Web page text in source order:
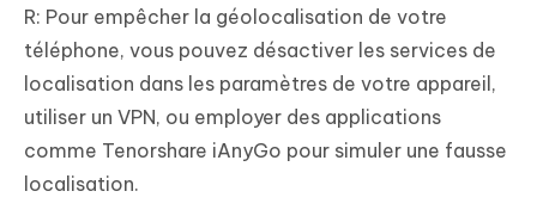
R: Pour empêcher la géolocalisation de votre
téléphone, vous pouvez désactiver les services de
localisation dans les paramètres de votre appareil,
utiliser un VPN, ou employer des applications
comme Tenorshare iAnyGo pour simuler une fausse
localisation.